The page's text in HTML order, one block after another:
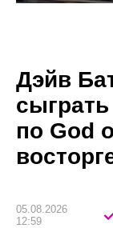
Дэйв
по God
05.08.2026
12:59